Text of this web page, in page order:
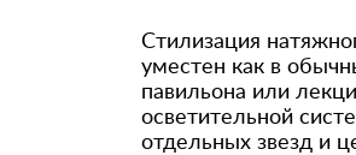
Стилизация
уместен как в
павильона или
осветительной
отдельных звезд и